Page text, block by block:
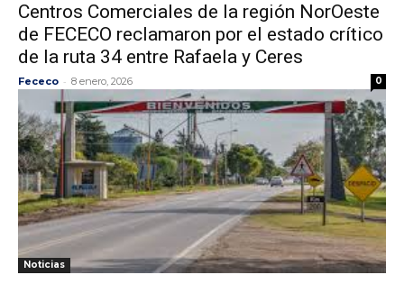
Centros Comerciales de la región NorOeste
de FECECO reclamaron por el estado crítico
de la ruta 34 entre Rafaela y Ceres
Fececo - 8 enero, 2026 0
Noticias